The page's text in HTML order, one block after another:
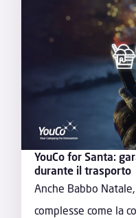
YouCo for Santa:
durante il trasporto
Anche Babbo
complesse come la